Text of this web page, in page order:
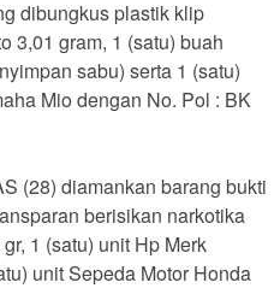
dibungkus plastik klip
3,01 gram, ‎1 (satu) buah
sabu) serta 1 (satu)
Mio dengan No. Pol : BK
(28) diamankan barang bukti
berisikan narkotika
1 (satu) unit Hp Merk
unit Sepeda Motor Honda